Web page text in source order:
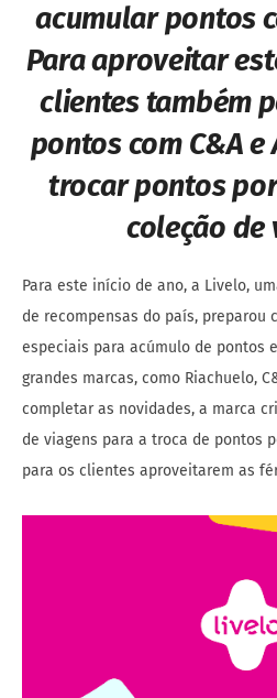
acumular pontos
Para aproveitar
clientes também
pontos com C&A e
trocar pontos
coleção de
Para este início de ano, a Livelo,
de recompensas do país, preparou
especiais para acúmulo de pontos
grandes marcas, como Riachuelo,
completar as novidades, a marca
de viagens para a troca de pontos
para os clientes aproveitarem as